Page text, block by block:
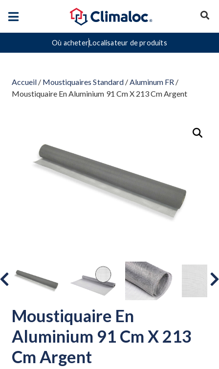
Où acheterLocalisateur de produits
Accueil / Moustiquaires Standard/Aluminum FR/
Moustiquaire En Aluminium 91 Cm X 213 Cm Argent
Moustiquaire En
Aluminium 91 Cm X 213
Cm Argent